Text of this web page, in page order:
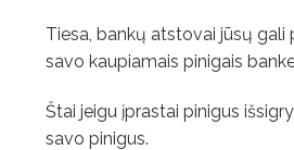
Tiesa, bankų atstovai jūsų gali
savo kaupiamais pinigais
Štai jeigu įprastai pinigus
savo pinigus.